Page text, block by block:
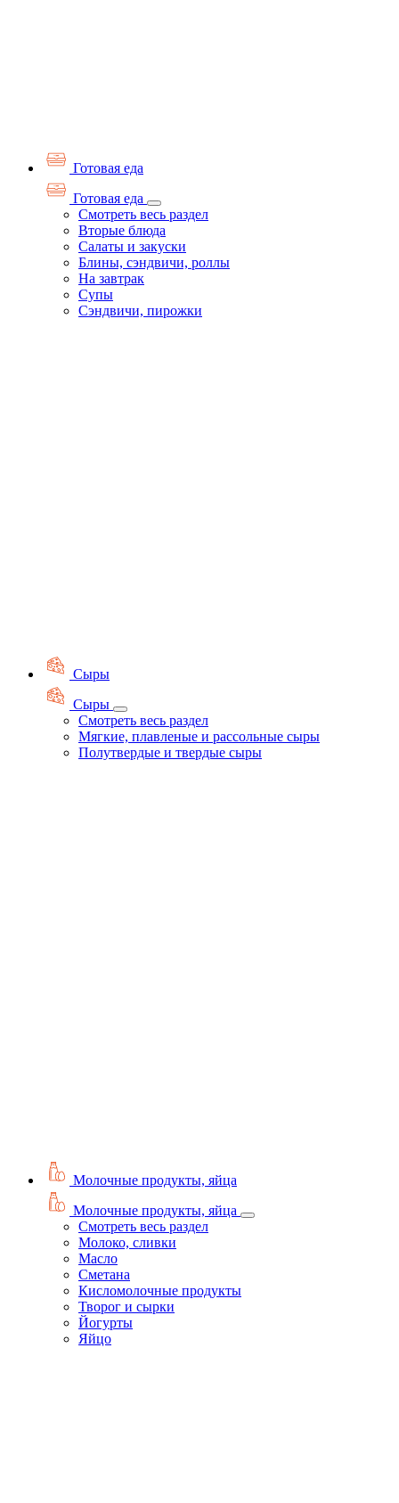
Готовая еда
Готовая еда
Смотреть весь раздел
Вторые блюда
Салаты и закуски
Блины, сэндвичи, роллы
На завтрак
Супы
Сэндвичи, пирожки
Сыры
Сыры
Смотреть весь раздел
Мягкие, плавленые и рассольные сыры
Полутвердые и твердые сыры
Молочные продукты, яйца
Молочные продукты, яйца
Смотреть весь раздел
Молоко, сливки
Масло
Сметана
Кисломолочные продукты
Творог и сырки
Йогурты
Яйцо